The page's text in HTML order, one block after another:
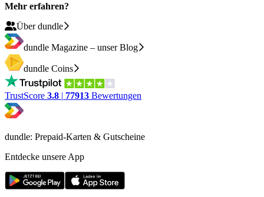
Mehr erfahren?
Über dundle
dundle Magazine – unser Blog
dundle Coins
TrustScore 3.8 | 77913 Bewertungen
dundle: Prepaid-Karten & Gutscheine
Entdecke unsere App